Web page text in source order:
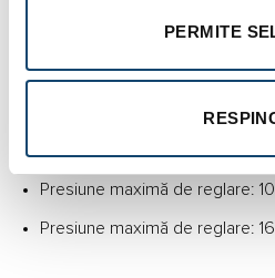
PERMITE
Lungime constructivă conform
Marcaj robinet conform EN 19
Montaj între flanșe PN 16
Presiune maximă de reglare:
Presiune maximă de reglare: 16